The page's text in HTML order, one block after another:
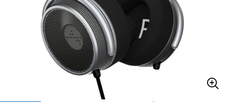
管楽器 その他楽器
アンプ エフェクター